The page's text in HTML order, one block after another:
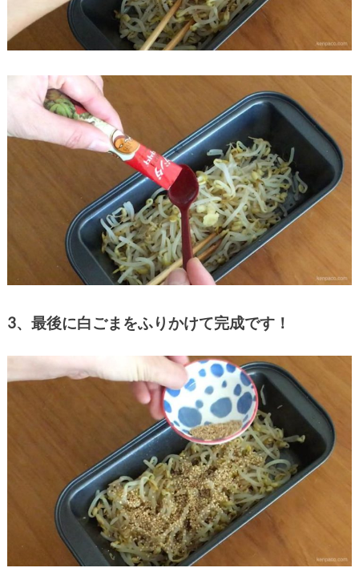
3、最後に白ごまをふりかけて完成です！